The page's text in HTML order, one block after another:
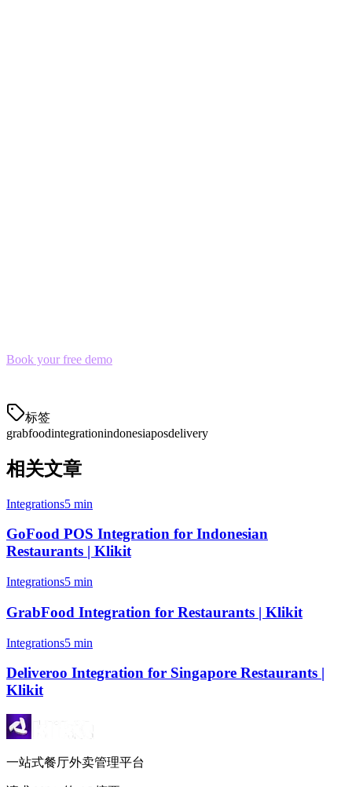
Book your free demo
标签
grabfoodintegrationindonesiaposdelivery
相关文章
Integrations5 min
GoFood POS Integration for Indonesian
Restaurants | Klikit
Integrations5 min
GrabFood Integration for Restaurants | Klikit
Integrations5 min
Deliveroo Integration for Singapore Restaurants |
Klikit
一站式餐厅外卖管理平台